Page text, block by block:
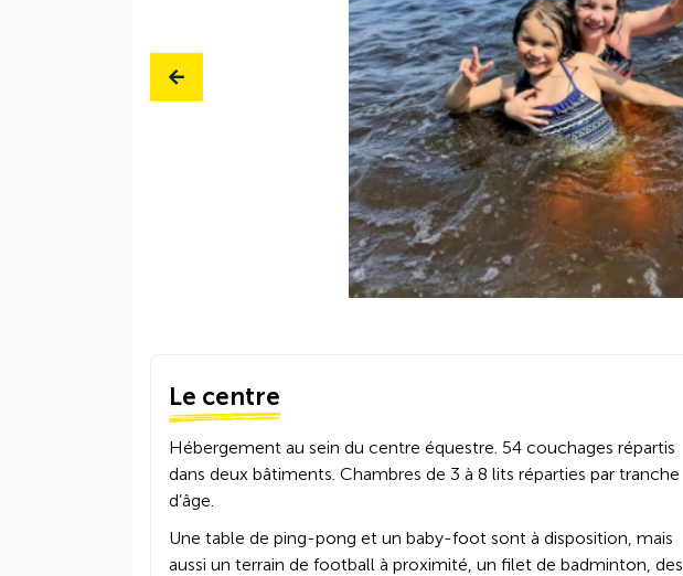
Le centre
Hébergement au sein du centre équestre. 54 couchages répartis
dans deux bâtiments. Chambres de 3 à 8 lits réparties par tranche
d’âge.
Une table de ping-pong et un baby-foot sont à disposition, mais
aussi un terrain de football à proximité, un filet de badminton, des